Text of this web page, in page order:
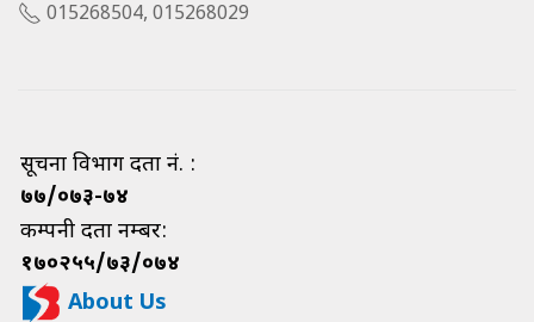
015268504, 015268029
सूचना विभाग दर्ता नं. :
७७/०७३-७४
कम्पनी दर्ता नम्बर:
१७०२५५/७३/०७४
About Us